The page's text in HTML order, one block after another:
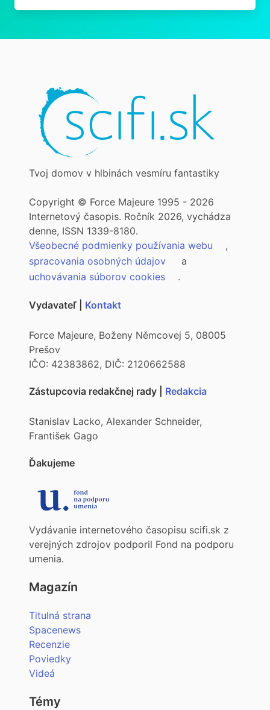
Tvoj domov v hlbinách vesmíru fantastiky
Copyright © Force Majeure 1995 - 2026
Internetový časopis. Ročník 2026, vychádza
denne, ISSN 1339-8180.
Všeobecné podmienky používania webu
,
spracovania osobných údajov
a
uchovávania súborov cookies
.
Vydavateľ | Kontakt
Force Majeure, Boženy Němcovej 5, 08005
Prešov
IČO: 42383862, DIČ: 2120662588
Zástupcovia redakčnej rady | Redakcia
Stanislav Lacko, Alexander Schneider,
František Gago
Ďakujeme
Vydávanie internetového časopisu scifi.sk z
verejných zdrojov podporil Fond na podporu
umenia.
Magazín
Titulná strana
Spacenews
Recenzie
Poviedky
Videá
Témy